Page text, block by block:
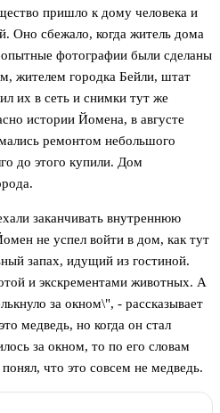
пришло к дому человека и
Оно сбежало, когда житель дома
фотографии были сделаны
жителем городка Бейли, штат
их в сеть и снимки тут же
истории Йомена, в августе
ремонтом небольшого
до этого купили. Дом
заканчивать внутреннюю
не успел войти в дом, как тут
запах, идущий из гостиной.
и экскрементами животных. А
за окном\", - рассказывает
медведь, но когда он стал
за окном, то по его словам
что это совсем не медведь.